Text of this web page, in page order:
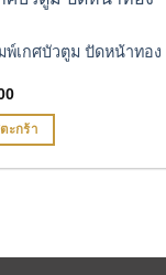
พ์เกศบัวตูม ปัดหน้าทอง
ะกร้า